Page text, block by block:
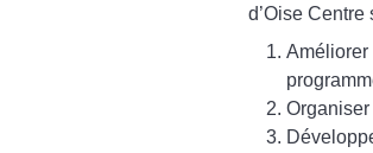
d’Oise Centre
Améliorer